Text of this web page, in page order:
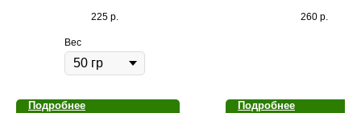
225 р.
Вес
Подробнее
260 р.
Подробнее